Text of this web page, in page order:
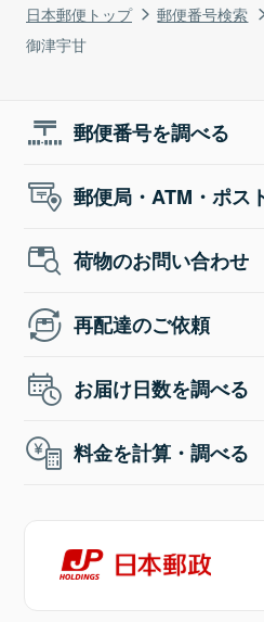
日本郵便トップ 郵便番号検索
御津宇甘
郵便番号を調べる
郵便局・ATM・ポス
荷物のお問い合わせ
再配達のご依頼
お届け日数を調べる
料金を計算・調べる